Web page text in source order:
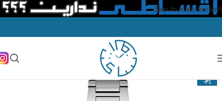
Skip to main content
-3%